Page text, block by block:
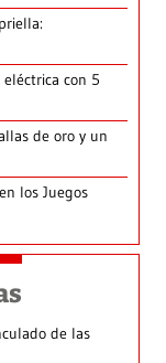
con 5
de oro y un
los Juegos
de las